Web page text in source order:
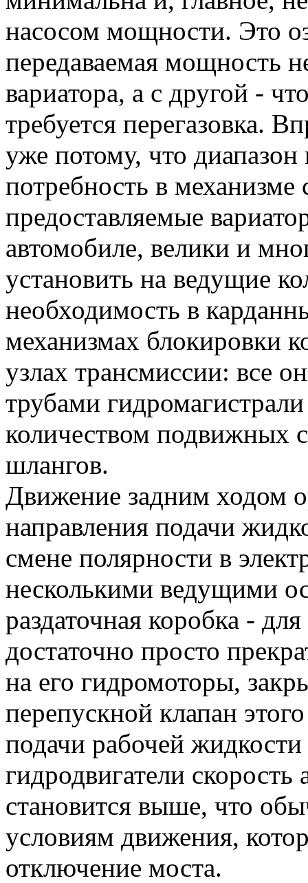
насосом мощности. Это
передаваемая мощность
вариатора, а с другой -
требуется перегазовка.
уже потому, что
потребность в
предоставляемые
автомобиле, велики и
установить на ведущие
необходимость в
механизмах блокировки
узлах трансмиссии: все
трубами
количеством подвижных
шлангов.
Движение задним ходом
направления подачи
смене полярности в
несколькими ведущими
раздаточная коробка -
достаточно просто
на его гидромоторы,
перепускной клапан
подачи рабочей
гидродвигатели
становится выше, что
условиям движения,
отключение моста.